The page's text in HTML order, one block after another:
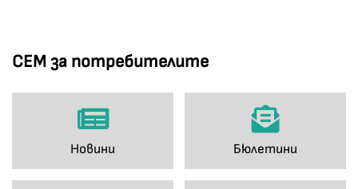
СЕМ за потребителите
Новини Бюлетини